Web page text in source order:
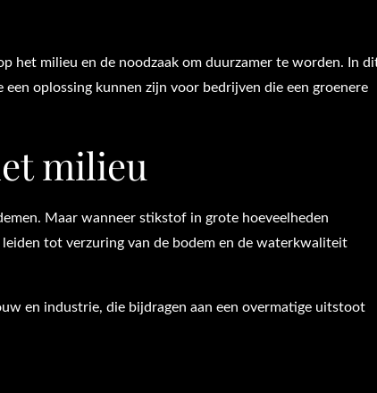
het milieu en de noodzaak om duurzamer te worden. In
oplossing kunnen zijn voor bedrijven die een groenere
milieu
Maar wanneer stikstof in grote hoeveelheden
tot verzuring van de bodem en de waterkwaliteit
en industrie, die bijdragen aan een overmatige uitstoot